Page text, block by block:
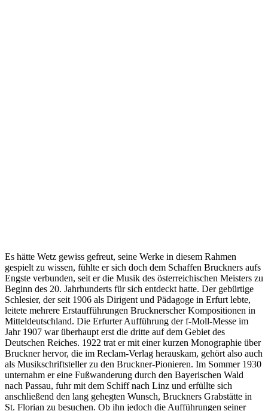
Es hätte Wetz gewiss gefreut, seine Werke in diesem Rahmen
gespielt zu wissen, fühlte er sich doch dem Schaffen Bruckners aufs
Engste verbunden, seit er die Musik des österreichischen Meisters zu
Beginn des 20. Jahrhunderts für sich entdeckt hatte. Der gebürtige
Schlesier, der seit 1906 als Dirigent und Pädagoge in Erfurt lebte,
leitete mehrere Erstaufführungen Brucknerscher Kompositionen in
Mitteldeutschland. Die Erfurter Aufführung der f-Moll-Messe im
Jahr 1907 war überhaupt erst die dritte auf dem Gebiet des
Deutschen Reiches. 1922 trat er mit einer kurzen Monographie über
Bruckner hervor, die im Reclam-Verlag herauskam, gehört also auch
als Musikschriftsteller zu den Bruckner-Pionieren. Im Sommer 1930
unternahm er eine Fußwanderung durch den Bayerischen Wald
nach Passau, fuhr mit dem Schiff nach Linz und erfüllte sich
anschließend den lang gehegten Wunsch, Bruckners Grabstätte in
St. Florian zu besuchen. Ob ihn jedoch die Aufführungen seiner